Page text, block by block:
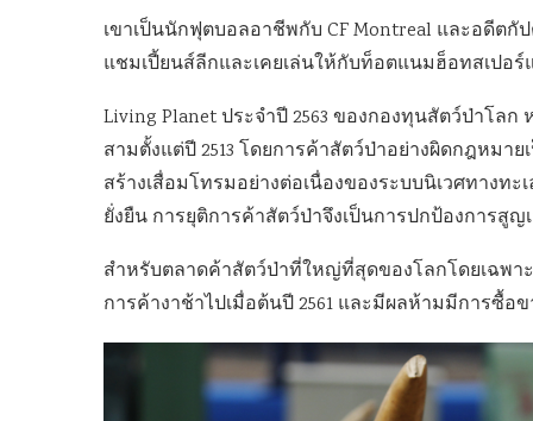
เขาเป็นนักฟุตบอลอาชีพกับ CF Montreal และอดีต
แชมเปี้ยนส์ลีกและเคยเล่นให้กับท็อตแนมฮ็อทสเปอ
Living Planet ประจำปี 2563 ของกองทุนสัตว์ป่าโลก
สามตั้งแต่ปี 2513 โดยการค้าสัตว์ป่าอย่างผิดกฎหม
สร้างเสื่อมโทรมอย่างต่อเนื่องของระบบนิเวศทาง
ยั่งยืน การยุติการค้าสัตว์ป่าจึงเป็นการปกป้องการสู
สำหรับตลาดค้าสัตว์ป่าที่ใหญ่ที่สุดของโลกโดยเฉพ
การค้างาช้าไปเมื่อต้นปี 2561 และมีผลห้ามมีการซื้อ